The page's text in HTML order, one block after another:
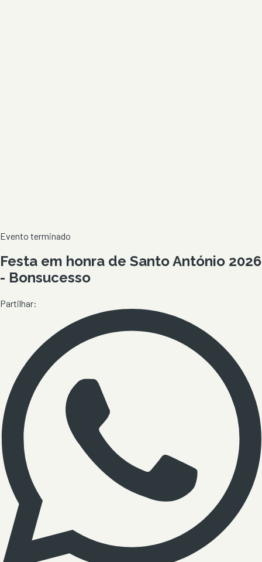
Evento terminado
Festa em honra de Santo António 2026
- Bonsucesso
Partilhar: